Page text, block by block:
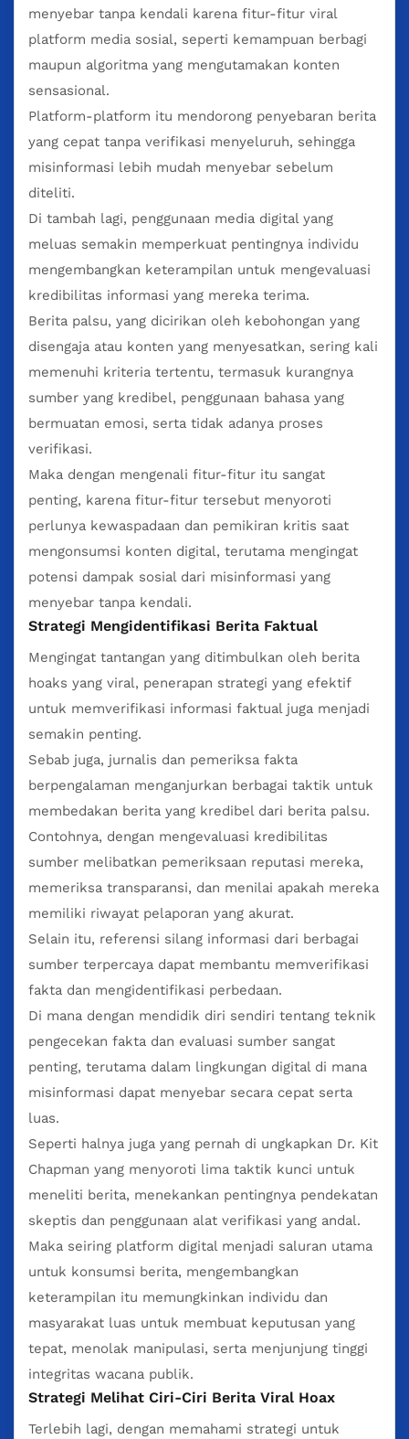
menyebar tanpa kendali karena fitur-fitur viral
platform media sosial, seperti kemampuan berbagi
maupun algoritma yang mengutamakan konten
sensasional.
Platform-platform itu mendorong penyebaran berita
yang cepat tanpa verifikasi menyeluruh, sehingga
misinformasi lebih mudah menyebar sebelum
diteliti.
Di tambah lagi, penggunaan media digital yang
meluas semakin memperkuat pentingnya individu
mengembangkan keterampilan untuk mengevaluasi
kredibilitas informasi yang mereka terima.
Berita palsu, yang dicirikan oleh kebohongan yang
disengaja atau konten yang menyesatkan, sering kali
memenuhi kriteria tertentu, termasuk kurangnya
sumber yang kredibel, penggunaan bahasa yang
bermuatan emosi, serta tidak adanya proses
verifikasi.
Maka dengan mengenali fitur-fitur itu sangat
penting, karena fitur-fitur tersebut menyoroti
perlunya kewaspadaan dan pemikiran kritis saat
mengonsumsi konten digital, terutama mengingat
potensi dampak sosial dari misinformasi yang
menyebar tanpa kendali.
Strategi Mengidentifikasi Berita Faktual
Mengingat tantangan yang ditimbulkan oleh berita
hoaks yang viral, penerapan strategi yang efektif
untuk memverifikasi informasi faktual juga menjadi
semakin penting.
Sebab juga, jurnalis dan pemeriksa fakta
berpengalaman menganjurkan berbagai taktik untuk
membedakan berita yang kredibel dari berita palsu.
Contohnya, dengan mengevaluasi kredibilitas
sumber melibatkan pemeriksaan reputasi mereka,
memeriksa transparansi, dan menilai apakah mereka
memiliki riwayat pelaporan yang akurat.
Selain itu, referensi silang informasi dari berbagai
sumber terpercaya dapat membantu memverifikasi
fakta dan mengidentifikasi perbedaan.
Di mana dengan mendidik diri sendiri tentang teknik
pengecekan fakta dan evaluasi sumber sangat
penting, terutama dalam lingkungan digital di mana
misinformasi dapat menyebar secara cepat serta
luas.
Seperti halnya juga yang pernah di ungkapkan Dr. Kit
Chapman yang menyoroti lima taktik kunci untuk
meneliti berita, menekankan pentingnya pendekatan
skeptis dan penggunaan alat verifikasi yang andal.
Maka seiring platform digital menjadi saluran utama
untuk konsumsi berita, mengembangkan
keterampilan itu memungkinkan individu dan
masyarakat luas untuk membuat keputusan yang
tepat, menolak manipulasi, serta menjunjung tinggi
integritas wacana publik.
Strategi Melihat Ciri-Ciri Berita Viral Hoax
Terlebih lagi, dengan memahami strategi untuk